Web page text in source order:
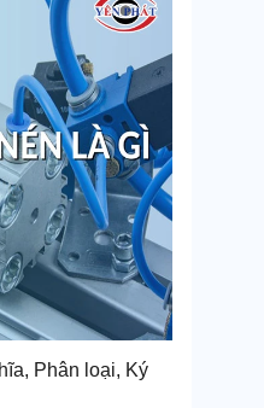
Phân loại, Ký